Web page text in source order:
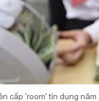
cấp 'room' tín dụng